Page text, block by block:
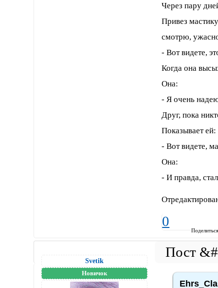
Через пару
Привез
смотрю,
- Вот видете,
Когда она
Она:
- Я очень
Друг, пока
Показывает ей:
- Вот видете,
Она:
- И правда,
0
Svetik
Новичок